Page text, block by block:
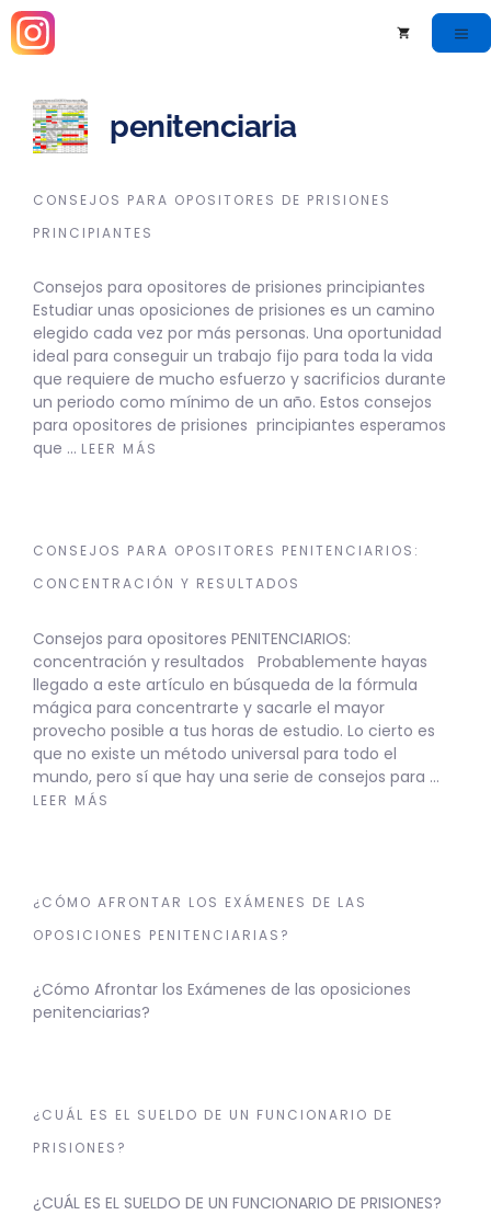
penitenciaria
CONSEJOS PARA OPOSITORES DE PRISIONES
PRINCIPIANTES
Consejos para opositores de prisiones principiantes
Estudiar unas oposiciones de prisiones es un camino
elegido cada vez por más personas. Una oportunidad
ideal para conseguir un trabajo fijo para toda la vida
que requiere de mucho esfuerzo y sacrificios durante
un periodo como mínimo de un año. Estos consejos
para opositores de prisiones principiantes esperamos
que … LEER MÁS
CONSEJOS PARA OPOSITORES PENITENCIARIOS:
CONCENTRACIÓN Y RESULTADOS
Consejos para opositores PENITENCIARIOS:
concentración y resultados Probablemente hayas
llegado a este artículo en búsqueda de la fórmula
mágica para concentrarte y sacarle el mayor
provecho posible a tus horas de estudio. Lo cierto es
que no existe un método universal para todo el
mundo, pero sí que hay una serie de consejos para …
LEER MÁS
¿CÓMO AFRONTAR LOS EXÁMENES DE LAS
OPOSICIONES PENITENCIARIAS?
¿Cómo Afrontar los Exámenes de las oposiciones
penitenciarias?
¿CUÁL ES EL SUELDO DE UN FUNCIONARIO DE
PRISIONES?
¿CUÁL ES EL SUELDO DE UN FUNCIONARIO DE PRISIONES?